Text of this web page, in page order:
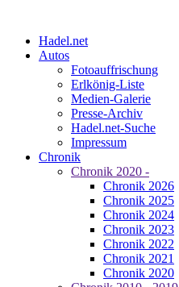
Hadel.net
Autos
Fotoauffrischung
Erlkönig-Liste
Medien-Galerie
Presse-Archiv
Hadel.net-Suche
Impressum
Chronik
Chronik 2020 -
Chronik 2026
Chronik 2025
Chronik 2024
Chronik 2023
Chronik 2022
Chronik 2021
Chronik 2020